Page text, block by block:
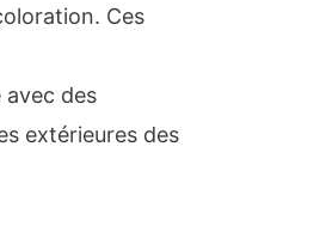
Ces
des
extérieures des